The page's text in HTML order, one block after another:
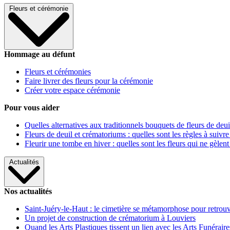
Fleurs et cérémonie
Hommage au défunt
Fleurs et cérémonies
Faire livrer des fleurs pour la cérémonie
Créer votre espace cérémonie
Pour vous aider
Quelles alternatives aux traditionnels bouquets de fleurs de
Fleurs de deuil et crématoriums : quelles sont les règles à
Fleurir une tombe en hiver : quelles sont les fleurs qui ne gèlent
Actualités
Nos actualités
Saint-Juéry-le-Haut : le cimetière se métamorphose pour
Un projet de construction de crématorium à Louviers
Quand les Arts Plastiques tissent un lien avec les Arts